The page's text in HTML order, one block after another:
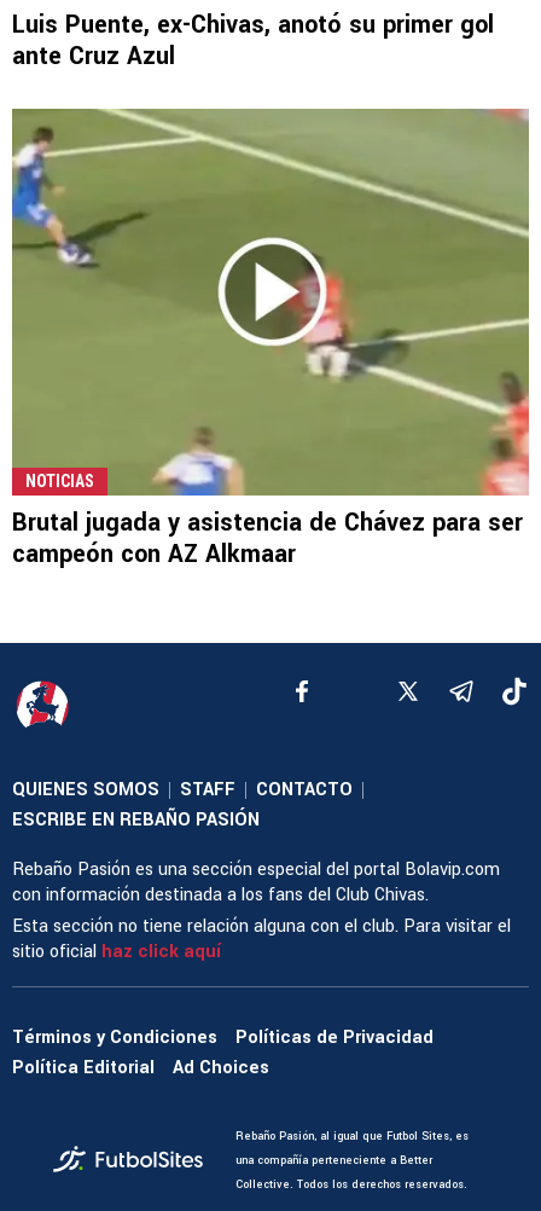
Luis Puente, ex-Chivas, anotó su primer gol
ante Cruz Azul
NOTICIAS
Brutal jugada y asistencia de Chávez para ser
campeón con AZ Alkmaar
QUIENES SOMOS | STAFF | CONTACTO |
ESCRIBE EN REBAÑO PASIÓN
Rebaño Pasión es una sección especial del portal Bolavip.com
con información destinada a los fans del Club Chivas.
Esta sección no tiene relación alguna con el club. Para visitar el
sitio oficial haz click aquí
Términos y Condiciones
Políticas de Privacidad
Política Editorial
Ad Choices
Rebaño Pasión, al igual que Futbol Sites, es
una compañía perteneciente a Better
Collective. Todos los derechos reservados.